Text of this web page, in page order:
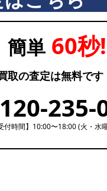
簡単60秒!
取の査定は無料です
235-
付時間】10:00〜18:00 (火・水